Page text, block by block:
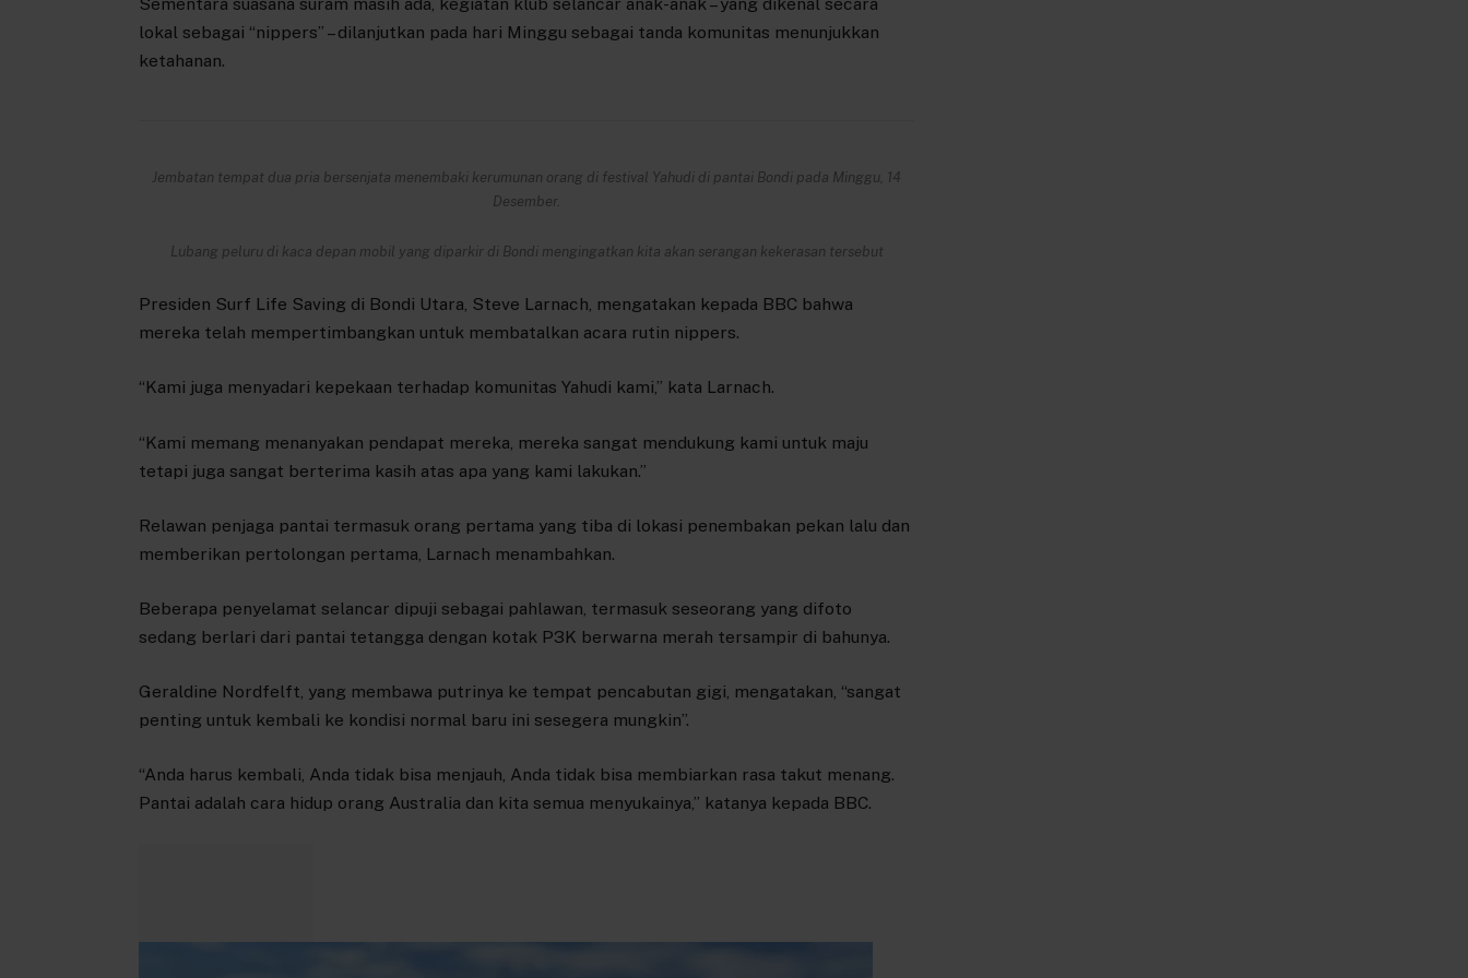
lokal sebagai “nippers” – dilanjutkan pada hari Minggu sebagai tanda komunitas menunjukkan
ketahanan.
Jembatan tempat dua pria bersenjata menembaki kerumunan orang di festival Yahudi di pantai Bondi pada Minggu, 14
Desember.
Lubang peluru di kaca depan mobil yang diparkir di Bondi mengingatkan kita akan serangan kekerasan tersebut
Presiden Surf Life Saving di Bondi Utara, Steve Larnach, mengatakan kepada BBC bahwa
mereka telah mempertimbangkan untuk membatalkan acara rutin nippers.
“Kami juga menyadari kepekaan terhadap komunitas Yahudi kami,” kata Larnach.
“Kami memang menanyakan pendapat mereka, mereka sangat mendukung kami untuk maju
tetapi juga sangat berterima kasih atas apa yang kami lakukan.”
Relawan penjaga pantai termasuk orang pertama yang tiba di lokasi penembakan pekan lalu dan
memberikan pertolongan pertama, Larnach menambahkan.
Beberapa penyelamat selancar dipuji sebagai pahlawan, termasuk seseorang yang difoto
sedang berlari dari pantai tetangga dengan kotak P3K berwarna merah tersampir di bahunya.
Geraldine Nordfelft, yang membawa putrinya ke tempat pencabutan gigi, mengatakan, “sangat
penting untuk kembali ke kondisi normal baru ini sesegera mungkin”.
“Anda harus kembali, Anda tidak bisa menjauh, Anda tidak bisa membiarkan rasa takut menang.
Pantai adalah cara hidup orang Australia dan kita semua menyukainya,” katanya kepada BBC.